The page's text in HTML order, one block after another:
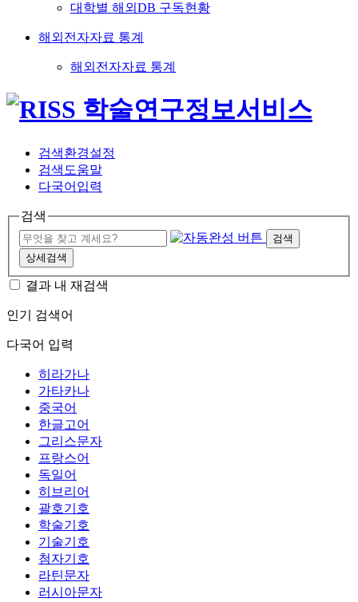
대학별 해외DB 구독현황
해외전자자료 통계
해외전자자료 통계
검색환경설정
검색도움말
다국어입력
검색
검색
상세검색
결과 내 재검색
인기 검색어
다국어 입력
히라가나
가타카나
중국어
한글고어
그리스문자
프랑스어
독일어
히브리어
괄호기호
학술기호
기술기호
첨자기호
라틴문자
러시아문자